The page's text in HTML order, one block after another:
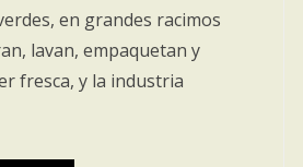
en grandes racimos
lavan, empaquetan y
fresca, y la industria